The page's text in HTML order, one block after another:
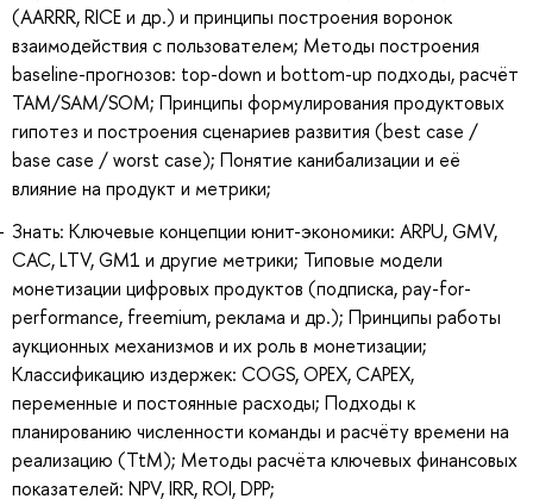
(AARRR, RICE и др.) и принципы построения воронок
взаимодействия с пользователем; Методы построения
baseline-прогнозов: top-down и bottom-up подходы, расчёт
TAM/SAM/SOM; Принципы формулирования продуктовых
гипотез и построения сценариев развития (best case /
base case / worst case); Понятие канибализации и её
влияние на продукт и метрики;
Знать: Ключевые концепции юнит-экономики: ARPU, GMV,
CAC, LTV, GM1 и другие метрики; Типовые модели
монетизации цифровых продуктов (подписка, pay-for-
performance, freemium, реклама и др.); Принципы работы
аукционных механизмов и их роль в монетизации;
Классификацию издержек: COGS, OPEX, CAPEX,
переменные и постоянные расходы; Подходы к
планированию численности команды и расчёту времени на
реализацию (TtM); Методы расчёта ключевых финансовых
показателей: NPV, IRR, ROI, DPP;